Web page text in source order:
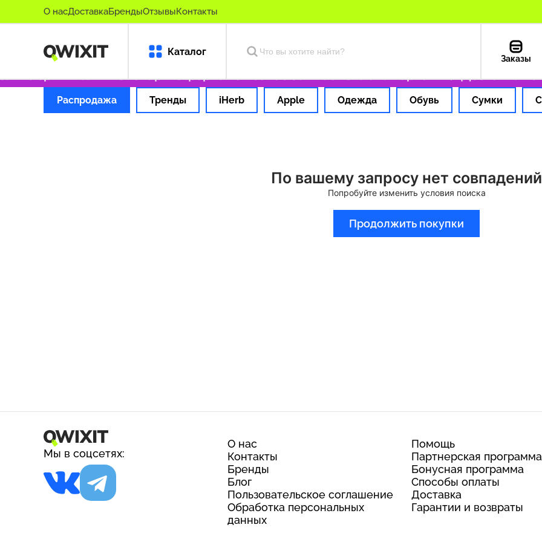
О насДоставкаБрендыОтзывыКонтакты
Каталог
Заказы
оригинальные товары Оформляем заказ за 1 час Оплата картой РФ Доставка из
Распродажа Тренды iHerb Apple Одежда Обувь Сумки
По вашему запросу нет совпадений
Попробуйте изменить условия поиска
Продолжить покупки
Мы в соцсетях:
О нас
Контакты
Бренды
Блог
Пользовательское соглашение
Обработка персональных
данных
Помощь
Партнерская программа
Бонусная программа
Способы оплаты
Доставка
Гарантии и возвраты